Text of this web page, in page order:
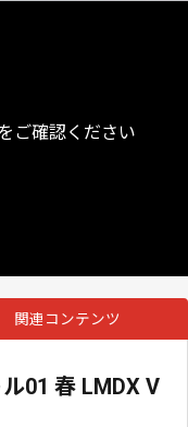
ご確認ください
関連コンテンツ
01 春 LMDX V